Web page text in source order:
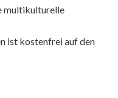
multikulturelle
ist kostenfrei auf den